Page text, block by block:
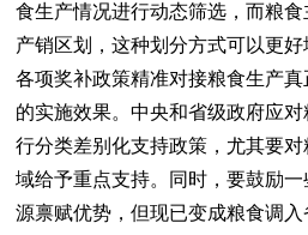
食生产情况进行动态筛选，而粮
产销区划，这种划分方式可以更
各项奖补政策精准对接粮食生产
的实施效果。中央和省级政府应
行分类差别化支持政策，尤其要
域给予重点支持。同时，要鼓励
源禀赋优势，但现已变成粮食调